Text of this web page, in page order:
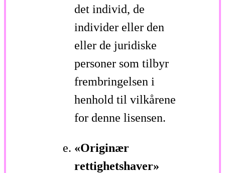
det individ, de
individer eller den
eller de juridiske
personer som tilbyr
frembringelsen i
henhold til vilkårene
for denne lisensen.
«Originær
rettighetshaver»